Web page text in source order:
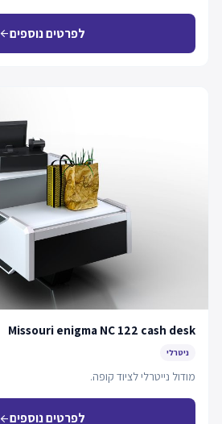
לפרטים נוספיםarrow_back
Missouri enigma NC 122 cash desk
ניטרלי
מודול נייטרלי לציוד קופה.
לפרטים נוספיםarrow_back